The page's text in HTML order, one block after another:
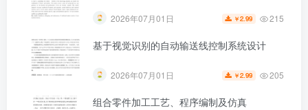
第4页 / 共67页
2026年07月01日 ￥2.99 215
基于视觉识别的自动输送线控制系统设计
2026年07月01日 ￥2.99 205
组合零件加工工艺、程序编制及仿真